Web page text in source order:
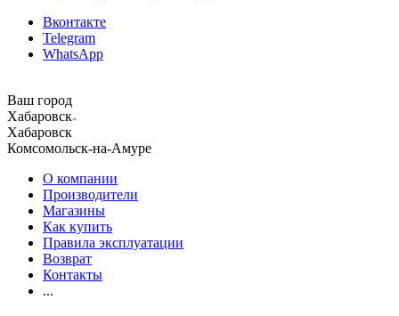
Вконтакте
Telegram
WhatsApp
Ваш город
Хабаровск
Хабаровск
Комсомольск-на-Амуре
О компании
Производители
Магазины
Как купить
Правила эксплуатации
Возврат
Контакты
...